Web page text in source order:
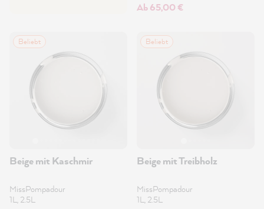
Ab 65,00 €
Beliebt
Beige mit Kaschmir
MissPompadour
1L, 2.5L
Beliebt
Beige mit Treibholz
MissPompadour
1L, 2.5L